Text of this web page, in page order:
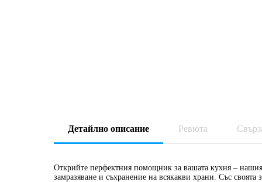
Детайлно описание Ревюта
Открийте перфектния помощник за вашата кухня –
замразяване и съхранение на всякакви храни. Със